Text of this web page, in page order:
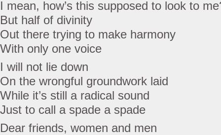
I mean, how’s this supposed to look to
But half of divinity
Out there trying to make harmony
With only one voice
I will not lie down
On the wrongful groundwork laid
While it’s still a radical sound
Just to call a spade a spade
Dear friends, women and men